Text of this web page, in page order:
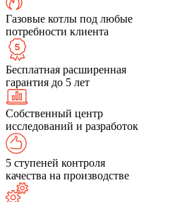
Газовые котлы под любые
потребности клиента
Бесплатная расширенная
гарантия до 5 лет
Собственный центр
исследований и разработок
5 ступеней контроля
качества на производстве